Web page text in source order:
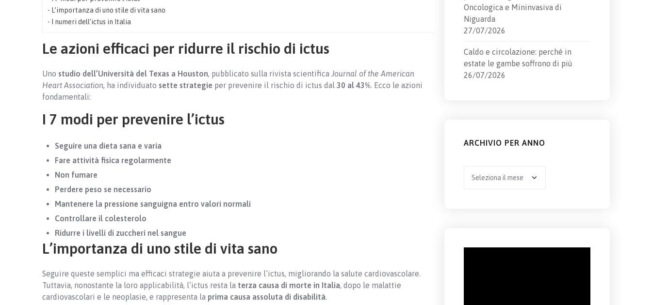
L’importanza di uno stile di vita sano
I numeri dell’ictus in Italia
Le azioni efficaci per ridurre il rischio di ictus
Uno studio dell’Università del Texas a Houston , pubblicato sulla rivista scientifica Journal of the American
Heart Association , ha individuato sette strategie per prevenire il rischio di ictus dal 30 al 43% . Ecco le azioni
fondamentali:
I 7 modi per prevenire l’ictus
Seguire una dieta sana e varia
Fare attività fisica regolarmente
Non fumare
Perdere peso se necessario
Mantenere la pressione sanguigna entro valori normali
Controllare il colesterolo
Ridurre i livelli di zuccheri nel sangue
L’importanza di uno stile di vita sano
Seguire queste semplici ma efficaci strategie aiuta a prevenire l’ictus, migliorando la salute cardiovascolare.
Tuttavia, nonostante la loro applicabilità, l’ictus resta la terza causa di morte in Italia , dopo le malattie
cardiovascolari e le neoplasie, e rappresenta la prima causa assoluta di disabilità
Oncologica e Mininvasiva di
Niguarda
27/07/2026
Caldo e circolazione: perché in
estate le gambe soffrono di più
26/07/2026
ARCHIVIO PER ANNO
per